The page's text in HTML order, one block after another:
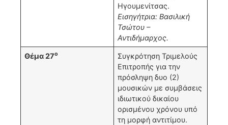
Ηγουμενίτσας.
Εισηγήτρια: Βασιλική
Τσώτου –
Αντιδήμαρχος.
Θέμα 27ο
Συγκρότηση Τριμελούς
Επιτροπής για την
πρόσληψη δυο (2)
μουσικών με συμβάσεις
ιδιωτικού δικαίου
ορισμένου χρόνου υπό
τη μορφή αντιτίμου.